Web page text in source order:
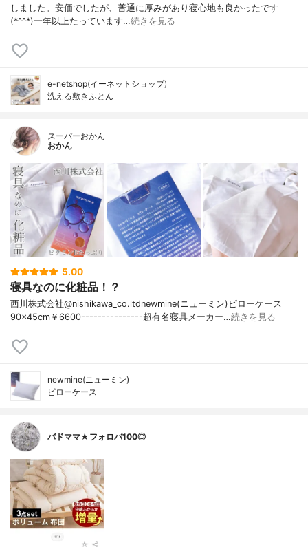
しました。安価でしたが、普通に厚みがあり寝心地も良かったです
(*^^*)一年以上たっています…続きを見る
e-netshop(イーネットショップ)
洗える敷きふとん
スーパーおかん
おかん
5.00
寝具なのに化粧品！？
西川株式会社@nishikawa_co.ltdnewmine(ニューミン)ピローケース
90×45cm￥6600---------------超有名寝具メーカー…続きを見る
newmine(ニューミン)
ピローケース
バドママ★フォロバ100◎